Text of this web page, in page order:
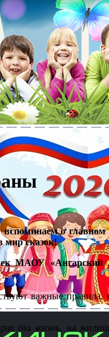
вспоминаем о
мир сказок!
МАОУ
важные
(на жизнь, на